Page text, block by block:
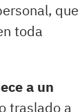
que
toda
a un
traslado a